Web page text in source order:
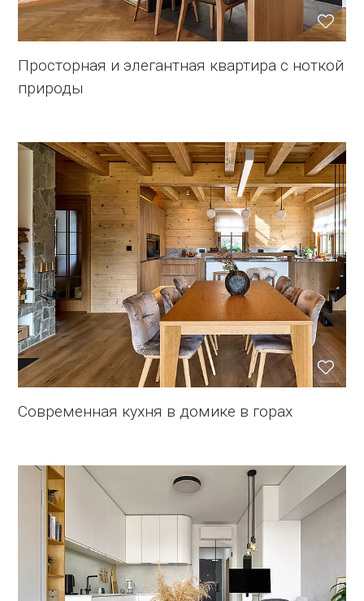
Просторная и элегантная квартира с ноткой
природы
Современная кухня в домике в горах